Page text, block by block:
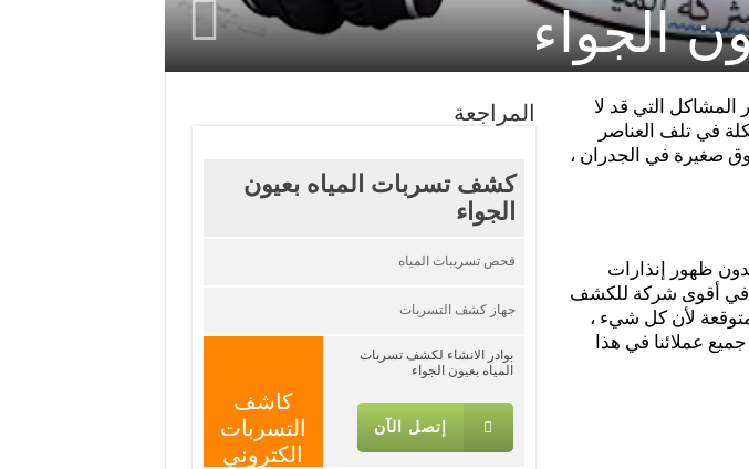
الجواء
التي قد لا
في تلف العناصر
صغيرة في الجدران ،
ظهور إنذارات
في أقوى شركة للكشف
لأن كل شيء ،
عملائنا في هذا
المراجعة
كشف تسربات المياه بعيون
الجواء
فحص تسريبات المياه
جهاز كشف التسربات
كاشف
التسربات
الكتروني
بوادر الانشاء لكشف تسربات
المياه بعيون الجواء
إتصل الآن